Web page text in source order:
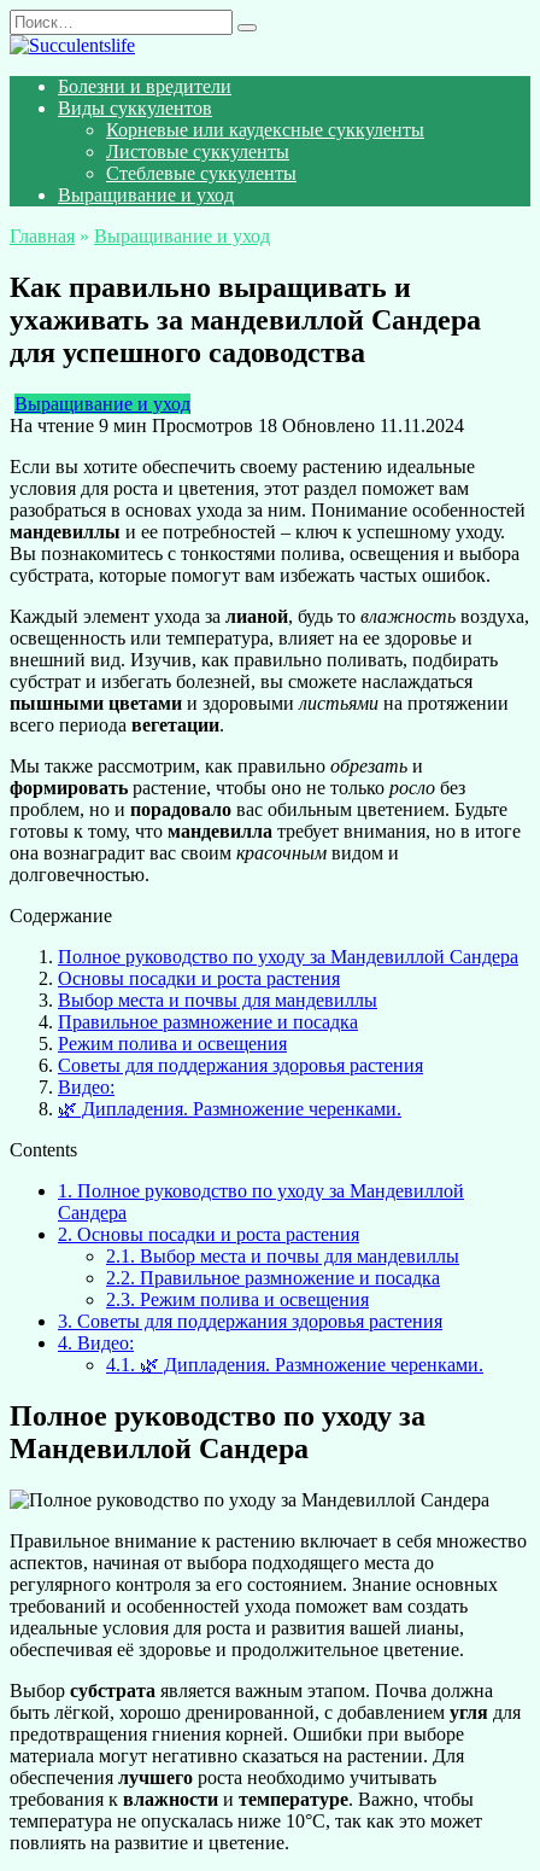
Перейти
к
Search
for:
Болезни и вредители
Виды суккулентов
Корневые или каудексные суккуленты
Листовые суккуленты
Стеблевые суккуленты
Выращивание и уход
Главная » Выращивание и уход
Как правильно выращивать и
ухаживать за мандевиллой Сандера
для успешного садоводства
Выращивание и уход
На чтение 9 мин Просмотров 18 Обновлено 11.11.2024
Если вы хотите обеспечить своему растению идеальные
условия для роста и цветения, этот раздел поможет вам
разобраться в основах ухода за ним. Понимание особенностей
мандевиллы и ее потребностей – ключ к успешному уходу.
Вы познакомитесь с тонкостями полива, освещения и выбора
субстрата, которые помогут вам избежать частых ошибок.
Каждый элемент ухода за лианой, будь то влажность воздуха,
освещенность или температура, влияет на ее здоровье и
внешний вид. Изучив, как правильно поливать, подбирать
субстрат и избегать болезней, вы сможете наслаждаться
пышными цветами и здоровыми листьями на протяжении
всего периода вегетации.
Мы также рассмотрим, как правильно обрезать и
формировать растение, чтобы оно не только росло без
проблем, но и порадовало вас обильным цветением. Будьте
готовы к тому, что мандевилла требует внимания, но в итоге
она вознаградит вас своим красочным видом и
долговечностью.
Содержание
Полное руководство по уходу за Мандевиллой Сандера
Основы посадки и роста растения
Выбор места и почвы для мандевиллы
Правильное размножение и посадка
Режим полива и освещения
Советы для поддержания здоровья растения
Видео:
🌿 Дипладения. Размножение черенками.
Contents
1. Полное руководство по уходу за Мандевиллой
Сандера
2. Основы посадки и роста растения
2.1. Выбор места и почвы для мандевиллы
2.2. Правильное размножение и посадка
2.3. Режим полива и освещения
3. Советы для поддержания здоровья растения
4. Видео:
4.1. 🌿 Дипладения. Размножение черенками.
Полное руководство по уходу за
Мандевиллой Сандера
Правильное внимание к растению включает в себя множество
аспектов, начиная от выбора подходящего места до
регулярного контроля за его состоянием. Знание основных
требований и особенностей ухода поможет вам создать
идеальные условия для роста и развития вашей лианы,
обеспечивая её здоровье и продолжительное цветение.
Выбор субстрата является важным этапом. Почва должна
быть лёгкой, хорошо дренированной, с добавлением угля для
предотвращения гниения корней. Ошибки при выборе
материала могут негативно сказаться на растении. Для
обеспечения лучшего роста необходимо учитывать
требования к влажности и температуре. Важно, чтобы
температура не опускалась ниже 10°C, так как это может
повлиять на развитие и цветение.